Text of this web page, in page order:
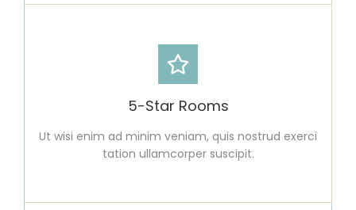
5-Star Rooms
Ut wisi enim ad minim veniam, quis nostrud exerci
tation ullamcorper suscipit.